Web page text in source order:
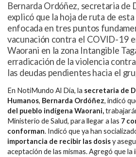
Bernarda Ordóñez, secretaria de
explicó que la hoja de ruta de
enfocada en tres puntos
vacunación contra el COVID-19
Waorani en la zona Intangible
erradicación de la violencia
las deudas pendientes hacia el
En NotiMundo Al Día, la secretaria de
Humanos, Bernarda Ordóñez, indicó
del pueblo indígena Waorani,
Ministerio de Salud, para llegar a las 7
conforman. Indicó que ya han
importancia de recibir las dosisy
aceptación de las mismas. Agregó que